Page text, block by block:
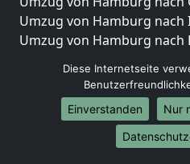
Umzug von Hamburg nach
Umzug von Hamburg nach
Umzug von Hamburg
Umzug von Hamburg
Umzüge-
Diese Internetseite
Einverstanden
Nur